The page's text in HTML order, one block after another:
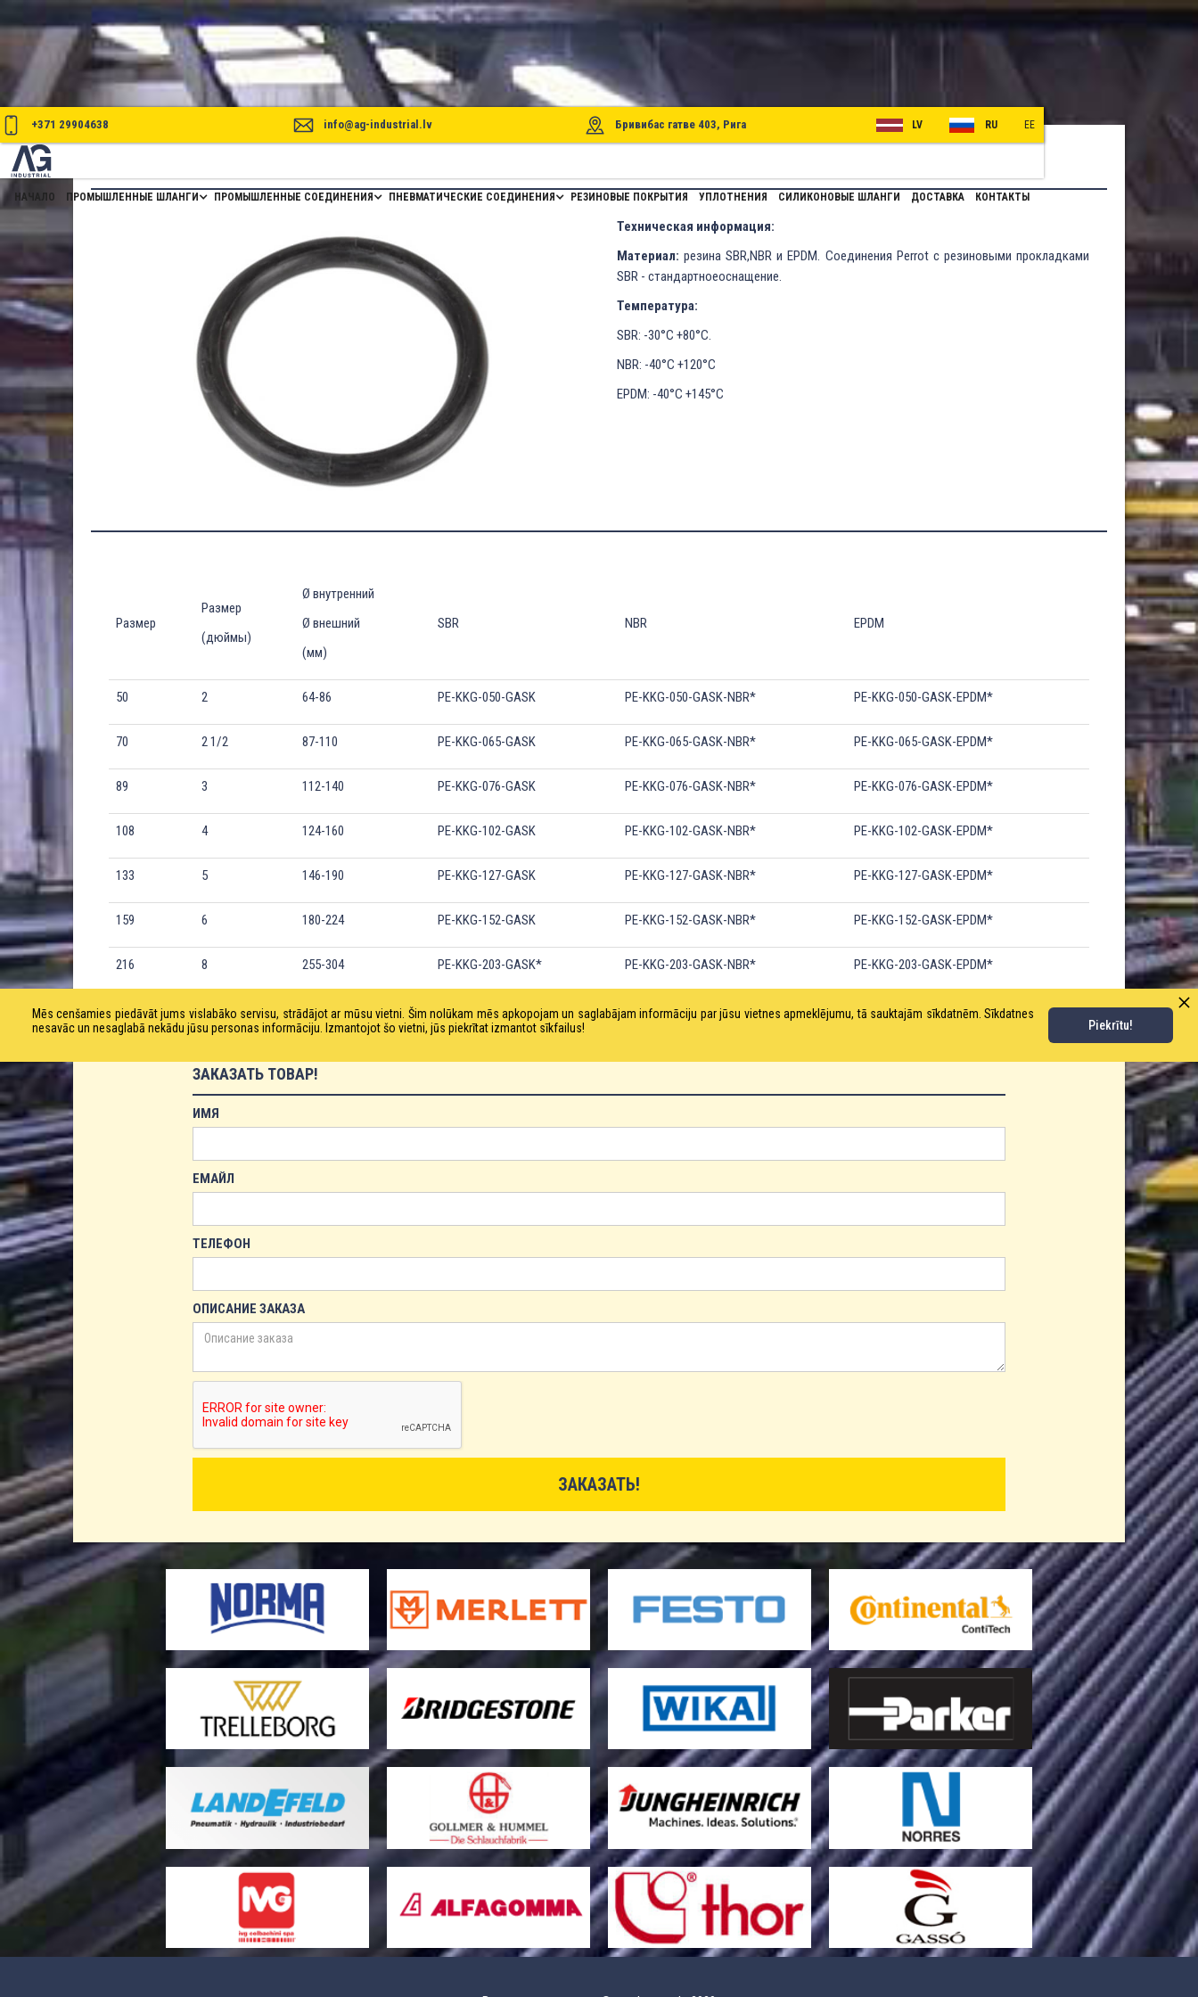
+371 29904638 info@ag-industrial.lv Бривибас гатве 403, Рига LV RU EE
НАЧАЛО ПРОМЫШЛЕННЫЕ ШЛАНГИ ПРОМЫШЛЕННЫЕ СОЕДИНЕНИЯ ПНЕВМАТИЧЕСКИЕ СОЕДИНЕНИЯ РЕЗИНОВЫЕ ПОКРЫТИЯ УПЛОТНЕНИЯ СИЛИКОНОВЫЕ ШЛАНГИ ДОСТАВКА КОНТАКТЫ
Техническая информация:
Материал:резина SBR,NBR и EPDM. Соединения Perrot с резиновыми прокладками
SBR - стандартноеоснащение.
Температура:
SBR: -30°C +80°C.
NBR: -40°C +120°C
EPDM: -40°C +145°C
Размер
Размер
(дюймы)
Ø внутренний
Ø внешний
(мм)
SBR NBR EPDM
50 2 64-86 PE-KKG-050-GASK PE-KKG-050-GASK-NBR* PE-KKG-050-GASK-EPDM*
70 2 1/2 87-110 PE-KKG-065-GASK PE-KKG-065-GASK-NBR* PE-KKG-065-GASK-EPDM*
89 3 112-140 PE-KKG-076-GASK PE-KKG-076-GASK-NBR* PE-KKG-076-GASK-EPDM*
108 4 124-160 PE-KKG-102-GASK PE-KKG-102-GASK-NBR* PE-KKG-102-GASK-EPDM*
133 5 146-190 PE-KKG-127-GASK PE-KKG-127-GASK-NBR* PE-KKG-127-GASK-EPDM*
159 6 180-224 PE-KKG-152-GASK PE-KKG-152-GASK-NBR* PE-KKG-152-GASK-EPDM*
216 8 255-304 PE-KKG-203-GASK* PE-KKG-203-GASK-NBR* PE-KKG-203-GASK-EPDM*
ЗАКАЗАТЬ ТОВАР!
ИМЯ
ЕМАЙЛ
ТЕЛЕФОН
ОПИСАНИЕ ЗАКАЗА
Mēs cenšamies piedāvāt jums vislabāko servisu, strādājot ar mūsu vietni. Šim nolūkam mēs apkopojam un saglabājam informāciju par jūsu vietnes apmeklējumu, tā sauktajām sīkdatnēm. Sīkdatnes
nesavāc un nesaglabā nekādu jūsu personas informāciju. Izmantojot šo vietni, jūs piekrītat izmantot sīkfailus!
Piekrītu!